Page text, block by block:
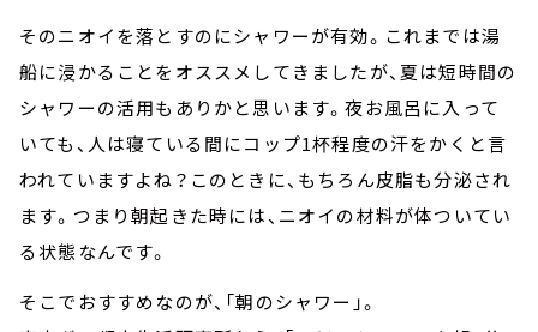
そのニオイを落とすのにシャワーが有効。これまでは湯
船に浸かることをオススメしてきましたが、夏は短時間の
シャワーの活用もありかと思います。夜お風呂に入って
いても、人は寝ている間にコップ1杯程度の汗をかくと言
われていますよね？このときに、もちろん皮脂も分泌され
ます。つまり朝起きた時には、ニオイの材料が体ついてい
る状態なんです。
そこでおすすめなのが、「朝のシャワー」。